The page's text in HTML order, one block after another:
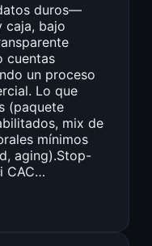
duros—
caja, bajo
cuentas
un proceso
Lo que
(paquete
mix de
mínimos
aging).Stop-
CAC…